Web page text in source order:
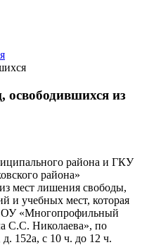
из
района и ГКУ
района»
мест лишения свободы,
и учебных мест, которая
«Многопрофильный
С.С. Николаева», по
152а, с 10 ч. до 12 ч.